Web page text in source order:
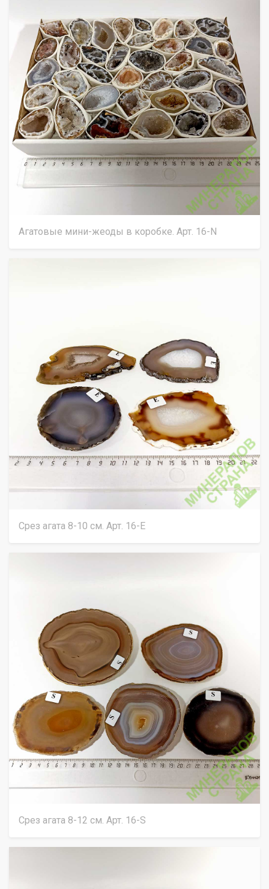
Агатовые мини-жеоды в коробке. Арт. 16-N
Срез агата 8-10 см. Арт. 16-Е
Срез агата 8-12 см. Арт. 16-S